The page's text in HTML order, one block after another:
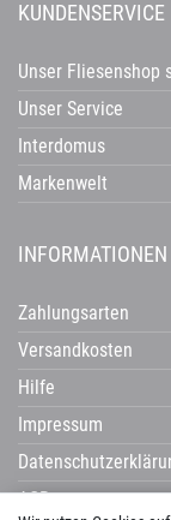
KUNDENSERVICE
Unser Fliesenshop
Unser Service
Interdomus
Markenwelt
INFORMATIONEN
Zahlungsarten
Versandkosten
Hilfe
Impressum
AGB